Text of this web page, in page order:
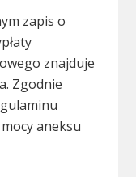
zapis o
znajduje
Zgodnie
aneksu